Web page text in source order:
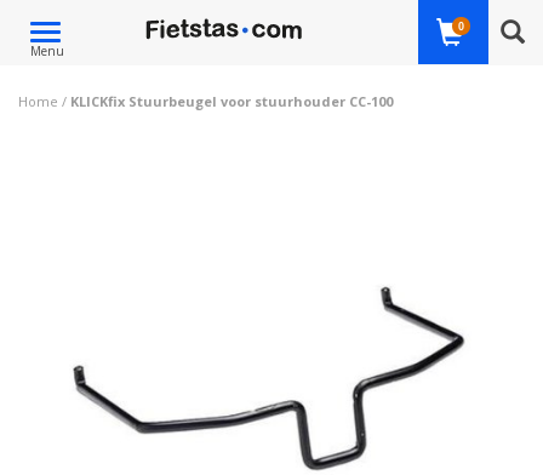
Toggle
navigation
Menu
0
Home / KLICKfix Stuurbeugel voor stuurhouder CC-100